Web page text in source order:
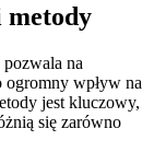
na
ogromny wpływ na
jest kluczowy,
się zarówno